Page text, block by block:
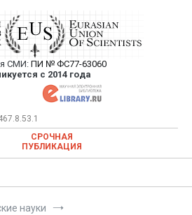
Союз Ученых —
научных статей в
научном журнале
СМИ: ПИ № ФС77-63060
с 2014 года
— публикация научных статей в
научном журнале
СРОЧНАЯ
ПУБЛИКАЦИЯ
науки